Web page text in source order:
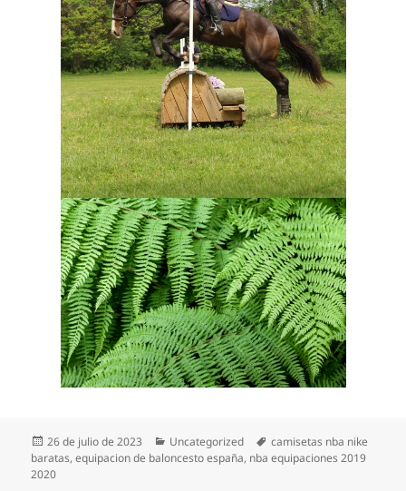
Publicado
el
26 de julio de 2023 Categorías
Uncategorized Etiquetas
camisetas nba nike
baratas,equipacion de baloncesto españa, nba equipaciones 2019
2020